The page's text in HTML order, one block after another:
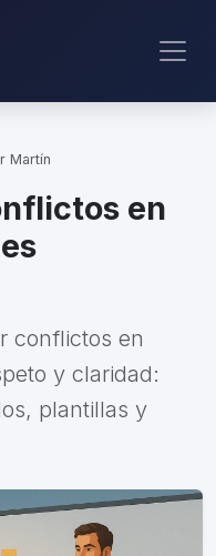
Martín
en
conflictos en
y claridad:
plantillas y